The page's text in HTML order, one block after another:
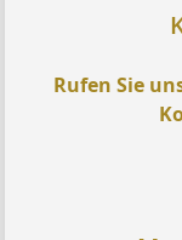
Rufen Sie